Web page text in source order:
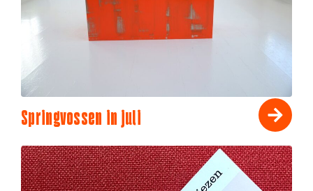
Springvossen in juli